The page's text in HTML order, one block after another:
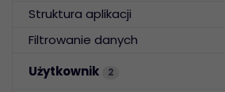
Struktura aplikacji
Filtrowanie danych
Użytkownik
2